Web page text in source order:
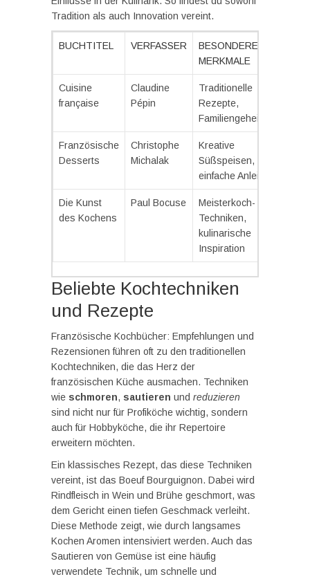
Tradition als auch Innovation vereint.
BUCHTITEL VERFASSER
BESONDERE
MERKMALE
Cuisine
française
Claudine
Pépin
Traditionelle
Rezepte,
Familiengeheimnisse
Französische
Desserts
Christophe
Michalak
Kreative
Süßspeisen,
einfache Anleitungen
Die Kunst
des Kochens
Paul Bocuse
Meisterkoch-
Techniken,
kulinarische
Inspiration
Beliebte Kochtechniken
und Rezepte
Französische Kochbücher: Empfehlungen und
Rezensionen führen oft zu den traditionellen
Kochtechniken, die das Herz der
französischen Küche ausmachen. Techniken
wie schmoren, sautieren und reduzieren
sind nicht nur für Profiköche wichtig, sondern
auch für Hobbyköche, die ihr Repertoire
erweitern möchten.
Ein klassisches Rezept, das diese Techniken
vereint, ist das Boeuf Bourguignon. Dabei wird
Rindfleisch in Wein und Brühe geschmort, was
dem Gericht einen tiefen Geschmack verleiht.
Diese Methode zeigt, wie durch langsames
Kochen Aromen intensiviert werden. Auch das
Sautieren von Gemüse ist eine häufig
verwendete Technik, um schnelle und